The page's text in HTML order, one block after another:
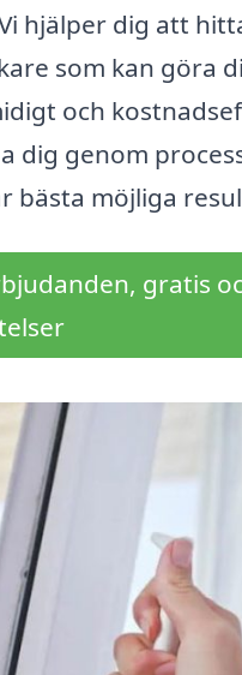
hjälper dig att
som kan göra
och
dig genom
bästa möjliga
gratis